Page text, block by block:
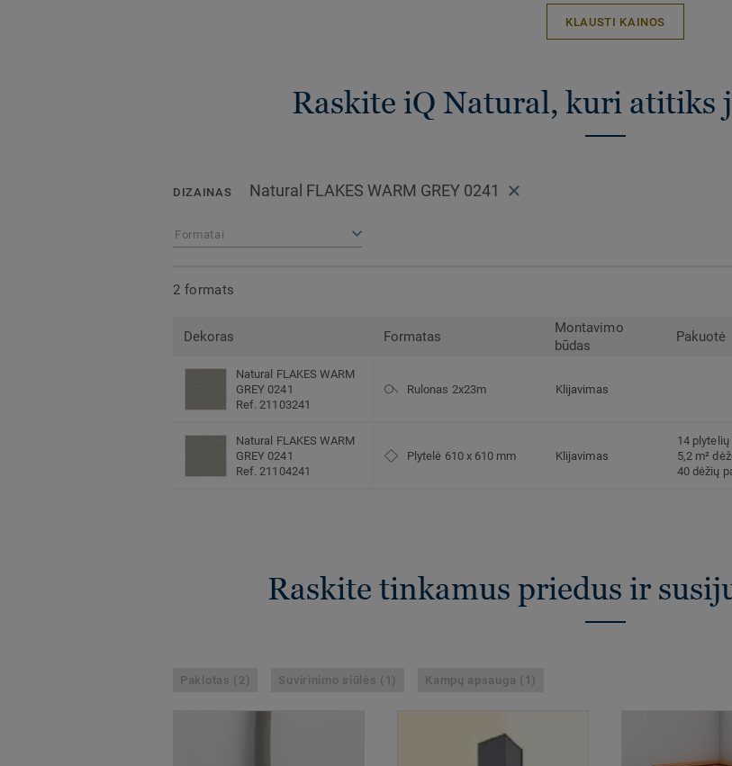
KLAUSTI KAINOS
Raskite iQ Natural, kuri atitiks
DIZAINAS Natural FLAKES WARM GREY 0241
Formatai
2 formats
Dekoras Formatas
Montavimo
būdas
Pakuotė
Natural FLAKES WARM
GREY 0241
Ref. 21103241
Rulonas 2x23m Klijavimas
Natural FLAKES WARM
GREY 0241
Ref. 21104241
Plytelė 610 x 610 mm Klijavimas
14 plytelių
5,2 m²
40 dėžių
Raskite tinkamus priedus ir
Paklotas (2) Suvirinimo siūlės (1) Kampų apsauga (1)